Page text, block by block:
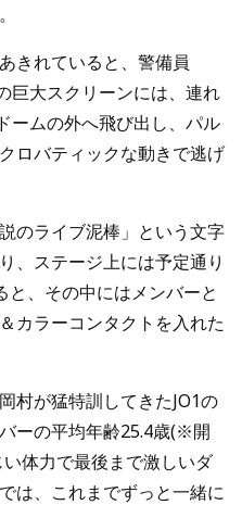
きれていると、警備員
巨大スクリーンには、連れ
ームの外へ飛び出し、パル
ロバティックな動きで逃げ
のライブ泥棒」という文字
、ステージ上には予定通り
と、その中にはメンバーと
カラーコンタクトを入れた
村が猛特訓してきたJO1の
ーの平均年齢25.4歳(※開
体力で最後まで激しいダ
は、これまでずっと一緒に